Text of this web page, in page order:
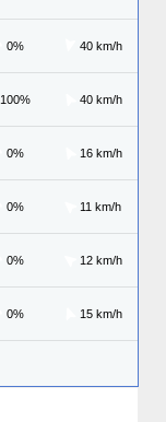
0% 40 km/h
100% 40 km/h
0% 16 km/h
0% 11 km/h
0% 12 km/h
0% 15 km/h